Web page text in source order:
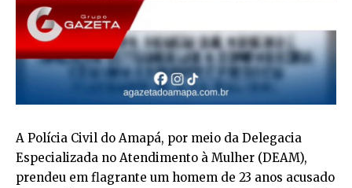
A Polícia Civil do Amapá, por meio da Delegacia
Especializada no Atendimento à Mulher (DEAM),
prendeu em flagrante um homem de 23 anos acusado